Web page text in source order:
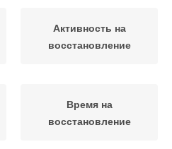
Активность на
восстановление
Время на
восстановление